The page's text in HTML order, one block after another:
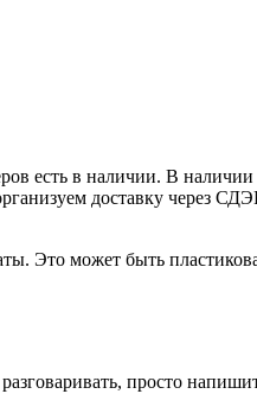
есть в наличии. В
доставку
Это может быть
просто